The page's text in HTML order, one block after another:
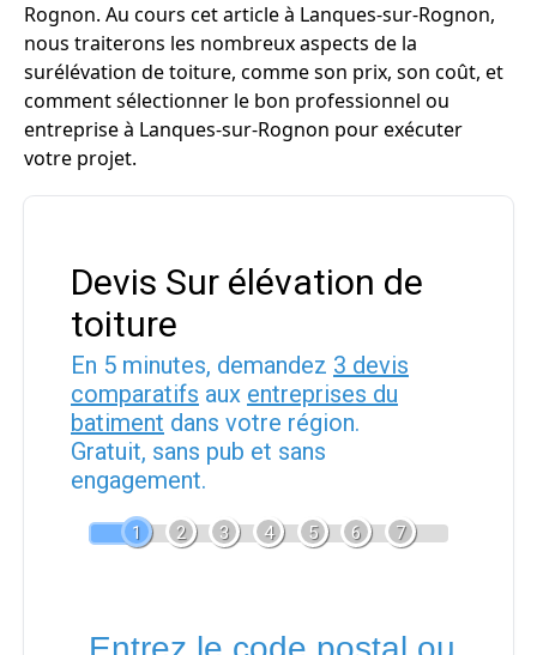
Rognon. Au cours cet article à Lanques-sur-Rognon,
nous traiterons les nombreux aspects de la
surélévation de toiture, comme son prix, son coût, et
comment sélectionner le bon professionnel ou
entreprise à Lanques-sur-Rognon pour exécuter
votre projet.
Devis Sur élévation de
toiture
En 5 minutes, demandez 3 devis
comparatifs aux entreprises du
batiment dans votre région.
Gratuit, sans pub et sans
engagement.
1 2 3 4 5 6 7